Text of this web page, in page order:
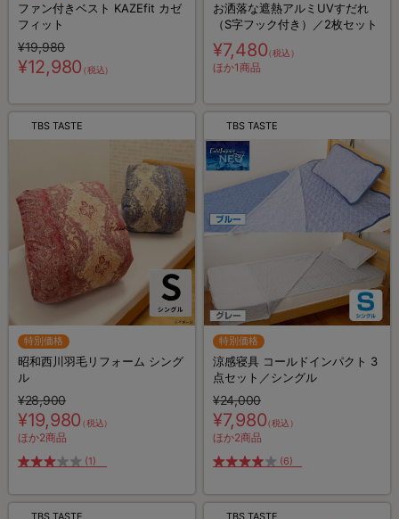
ファン付きベスト KAZEfit カゼ
フィット
¥19,980
¥12,980（税込）
お洒落な遮熱アルミUVすだれ
（S字フック付き）／2枚セット
¥7,480（税込）
ほか1商品
TBS TASTE
特別価格
昭和西川羽毛リフォーム シング
ル
¥28,900
¥19,980（税込）
ほか2商品
(1)
TBS TASTE
特別価格
涼感寝具 コールドインパクト 3
点セット／シングル
¥24,000
¥7,980（税込）
ほか2商品
(6)
TBS TASTE TBS TASTE